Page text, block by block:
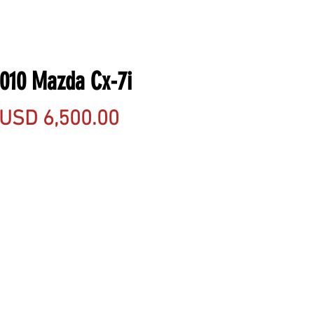
Mazda Cx-7i
6,500.00Precio